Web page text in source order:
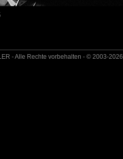
- Alle Rechte vorbehalten - © 2003-2026